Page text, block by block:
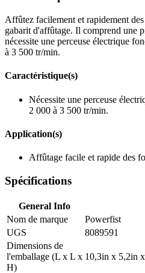
Affûtez facilement et rapidement
gabarit d'affûtage. Il comprend une
nécessite une perceuse électrique
à 3 500 tr/min.
Caractéristique(s)
Nécessite une perceuse
2 000 à 3 500 tr/min.
Application(s)
Affûtage facile et rapide des
Spécifications
General Info
Nom de marque
Powerfist
UGS
8089591
Dimensions de
l'emballage (L x L x
H)
10,3in x 5,2in